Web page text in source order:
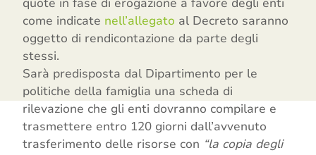
quote in fase di erogazione a favore degli enti
come indicate nell’allegato al Decreto saranno
oggetto di rendicontazione da parte degli
stessi.
Sarà predisposta dal Dipartimento per le
politiche della famiglia una scheda di
rilevazione che gli enti dovranno compilare e
trasmettere entro 120 giorni dall’avvenuto
trasferimento delle risorse con “la copia degli